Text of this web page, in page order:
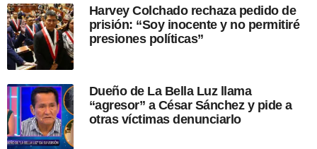
Harvey Colchado rechaza pedido de
prisión: “Soy inocente y no permitiré
presiones políticas”
Dueño de La Bella Luz llama
“agresor” a César Sánchez y pide a
otras víctimas denunciarlo